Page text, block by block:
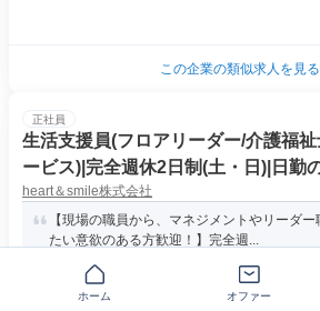
この企業の類似求人を見る
正社員
生活支援員(フロアリーダー/介護福
ービス)|完全週休2日制(土・日)|日勤
無料駐車場あり
heart＆smile株式会社
【現場の職員から、マネジメントやリーダ
たい意欲のある方歓迎！】完全週...
北海道札幌市南区真駒内南町
ホーム オファー